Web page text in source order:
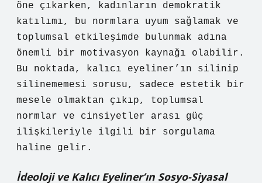
öne çıkarken, kadınların demokratik
katılımı, bu normlara uyum sağlamak ve
toplumsal etkileşimde bulunmak adına
önemli bir motivasyon kaynağı olabilir.
Bu noktada, kalıcı eyeliner’ın silinip
silinememesi sorusu, sadece estetik bir
mesele olmaktan çıkıp, toplumsal
normlar ve cinsiyetler arası güç
ilişkileriyle ilgili bir sorgulama
haline gelir.
İdeoloji ve Kalıcı Eyeliner’ın Sosyo-Siyasal